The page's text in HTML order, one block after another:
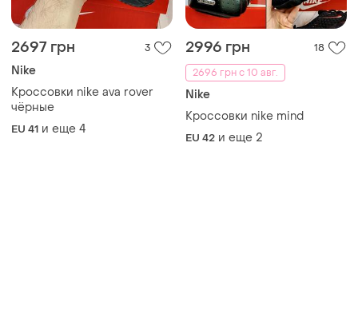
2697 грн 3
Nike
Кроссовки nike ava rover
чёрные
EU 41 и еще 4
2996 грн
18
2696 грн с 10 авг.
Nike
Кроссовки nike mind
EU 42 и еще 2